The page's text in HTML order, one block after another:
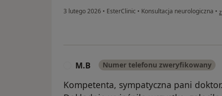
3 lutego 2026 • EsterClinic • Konsultacja neurologiczna •
M.B Numer telefonu zweryfikowany
Kompetenta, sympatyczna pani doktor.